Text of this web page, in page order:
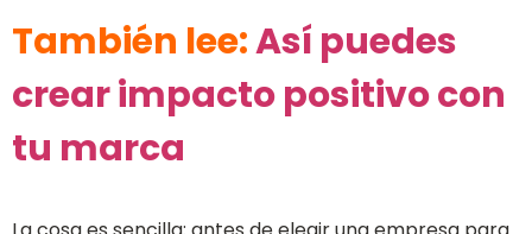
También lee:Así puedes
crear impacto positivo con
tu marca